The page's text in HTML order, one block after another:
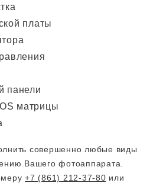
платы
панели
матрицы
совершенно любые виды
Вашего фотоаппарата.
+7 (861) 212-37-80 или